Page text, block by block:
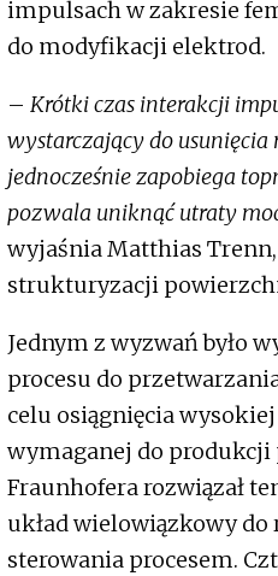
impulsach w zakresie
do modyfikacji elektrod.
– Krótki czas interakcji
wystarczający do usunięcia
jednocześnie zapobiega
pozwala uniknąć utraty
wyjaśnia Matthias
strukturyzacji
Jednym z wyzwań było
procesu do
celu osiągnięcia
wymaganej do produkcji
Fraunhofera rozwiązał
układ wielowiązkowy do
sterowania procesem.